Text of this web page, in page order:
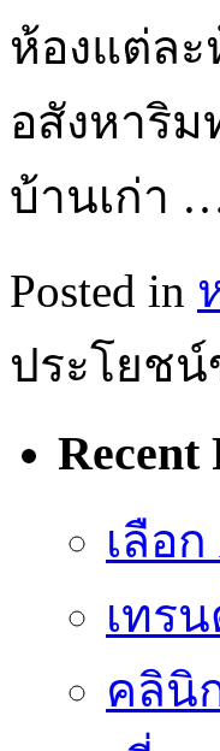
ห้องแต่ละ
อสังหาริม
บ้านเก่า
Posted in
ประโยช
Recent
เลือ
เทร
คลินิ